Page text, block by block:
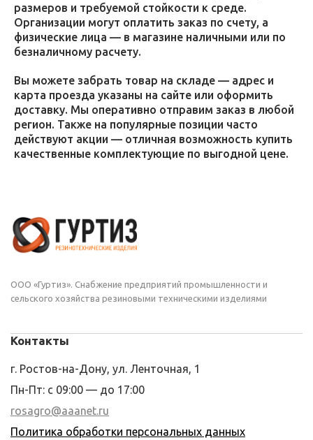
размеров и требуемой стойкости к среде.
Организации могут оплатить заказ по счету, а
физические лица — в магазине наличными или по
безналичному расчету.
Вы можете забрать товар на складе — адрес и
карта проезда указаны на сайте или оформить
доставку. Мы оперативно отправим заказ в любой
регион. Также на популярные позиции часто
действуют акции — отличная возможность купить
качественные комплектующие по выгодной цене.
ООО «Гуртиз». Снабжение предприятий промышленности и
сельского хозяйства резиновыми техническими изделиями
Контакты
г. Ростов-на-Дону, ул. Ленточная, 1
Пн-Пт: с 09:00 — до 17:00
rosagro@aaanet.ru
Политика обработки персональных данных